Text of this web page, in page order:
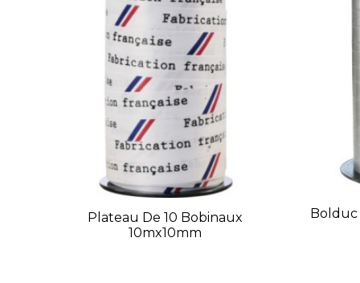
Plateau De 10 Bobinaux
10mx10mm
Bolduc